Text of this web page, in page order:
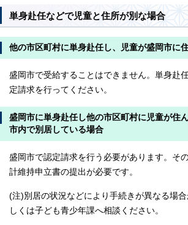
単身赴任などで児童と住所が別な場合
他の市区町村に単身赴任し、児童が盛岡市に
盛岡市で受給することはできません。単身赴
定請求を行ってください。
盛岡市に単身赴任し他の市区町村に児童が住
市内で別居している場合
盛岡市で認定請求を行う必要があります。そ
計維持申立書の提出が必要です。
(注)別居の状況などにより手続きが異なる場
しくは子ども青少年課へ相談ください。